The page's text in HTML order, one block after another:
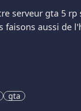
serveur gta 5
aussi de
gta